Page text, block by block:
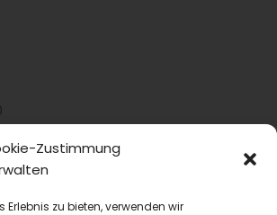
Zustimmung
zu bieten, verwenden wir
spricht im Interview darüber, wie das
& downies in Oberursel
Barrieren...